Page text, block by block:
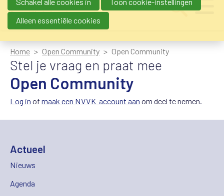
Main navigation
Home Open Community Open Community
Stel je vraag en praat mee
Open Community
Log in of maak een NVVK-account aan om deel te nemen.
Actueel
Nieuws
Agenda
Alleen essentiële cookies